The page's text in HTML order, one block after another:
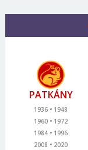
PATKÁNY
1936
1948
1960
1972
1984
1996
2008
2020